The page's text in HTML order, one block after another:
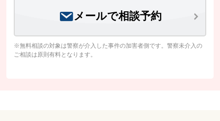
メールで相談予約
※無料相談の対象は警察が介入した事件の加害者側です。警察未介入の
ご相談は原則有料となります。